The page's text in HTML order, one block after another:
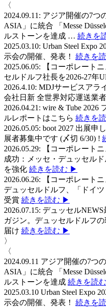
〈
2024.09.11: アジア開催の7つ
ASIA」に統合
「Messe
ルストーンを達成 … 続きを
2025.03.10: Urban Steel Expo
示会の開催、発表！
続きを
2025.06.05:
【コーポレートニ
セルドルフ社長を2026-27年
2026.4.10: MDJサービスアラ
会社日新 全世界対応運送業者
2026.04.21: wire & Tube 2026
ルレポートはこちら 続きを
2026.05.05: boot 2027 出展申
展者募集中です (〆切 6/30) !
2026.05.29:
【コーポレートニ
成功：メッセ・デュッセル
を強化 続きを読む ▶
2026.06.26:
【コーポレートニ
デュッセルドルフ、「ドイ
受賞 続きを読む ▶
2026.07.15: デュッセルNEWS
ガジン。デュッセルドルフ
届け 続きを読む ▶
〉
〈
2024.09.11 アジア開催の7つ
ASIA」に統合
「Messe
ルストーンを達成 続きを読
2025.03.10 Urban Steel Expo
示会の開催、発表！
続きを